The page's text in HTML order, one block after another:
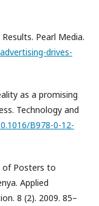
Pearl Media.
drives-
as a promising
Technology and
B978-0-12-
of Posters to
Applied
8 (2). 2009. 85–